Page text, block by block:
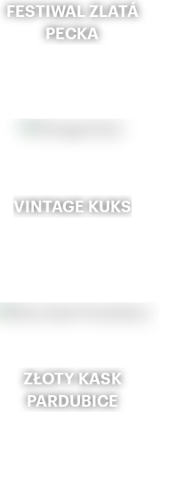
FESTIWAL ZLATÁ
PECKA
VINTAGE KUKS
ZŁOTY KASK
PARDUBICE